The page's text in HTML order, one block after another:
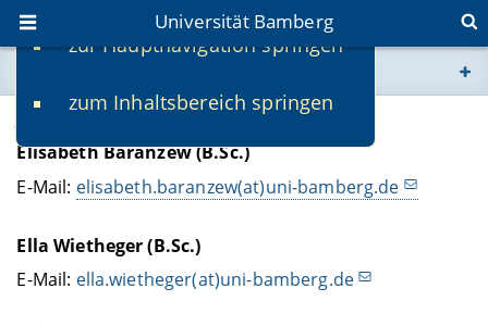
zur Hauptnavigation springen
zum Inhaltsbereich springen
Universität Bamberg
www.uni-bamberg.de
univis.uni-bamberg.de
Jungwissenschaftler/innen
Elisabeth Baranzew (B.Sc.)
E-Mail: elisabeth.baranzew(at)uni-bamberg.de
Ella Wietheger (B.Sc.)
E-Mail: ella.wietheger(at)uni-bamberg.de